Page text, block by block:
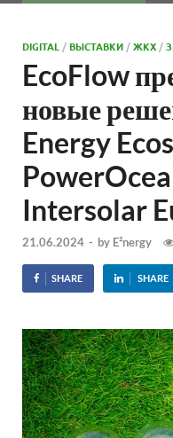
DIGITAL /ВЫСТАВКИ /ЖКХ /
EcoFlow
новые
Energy
Intersolar
21.06.2024 - by E²nergy
SHARE SHARE